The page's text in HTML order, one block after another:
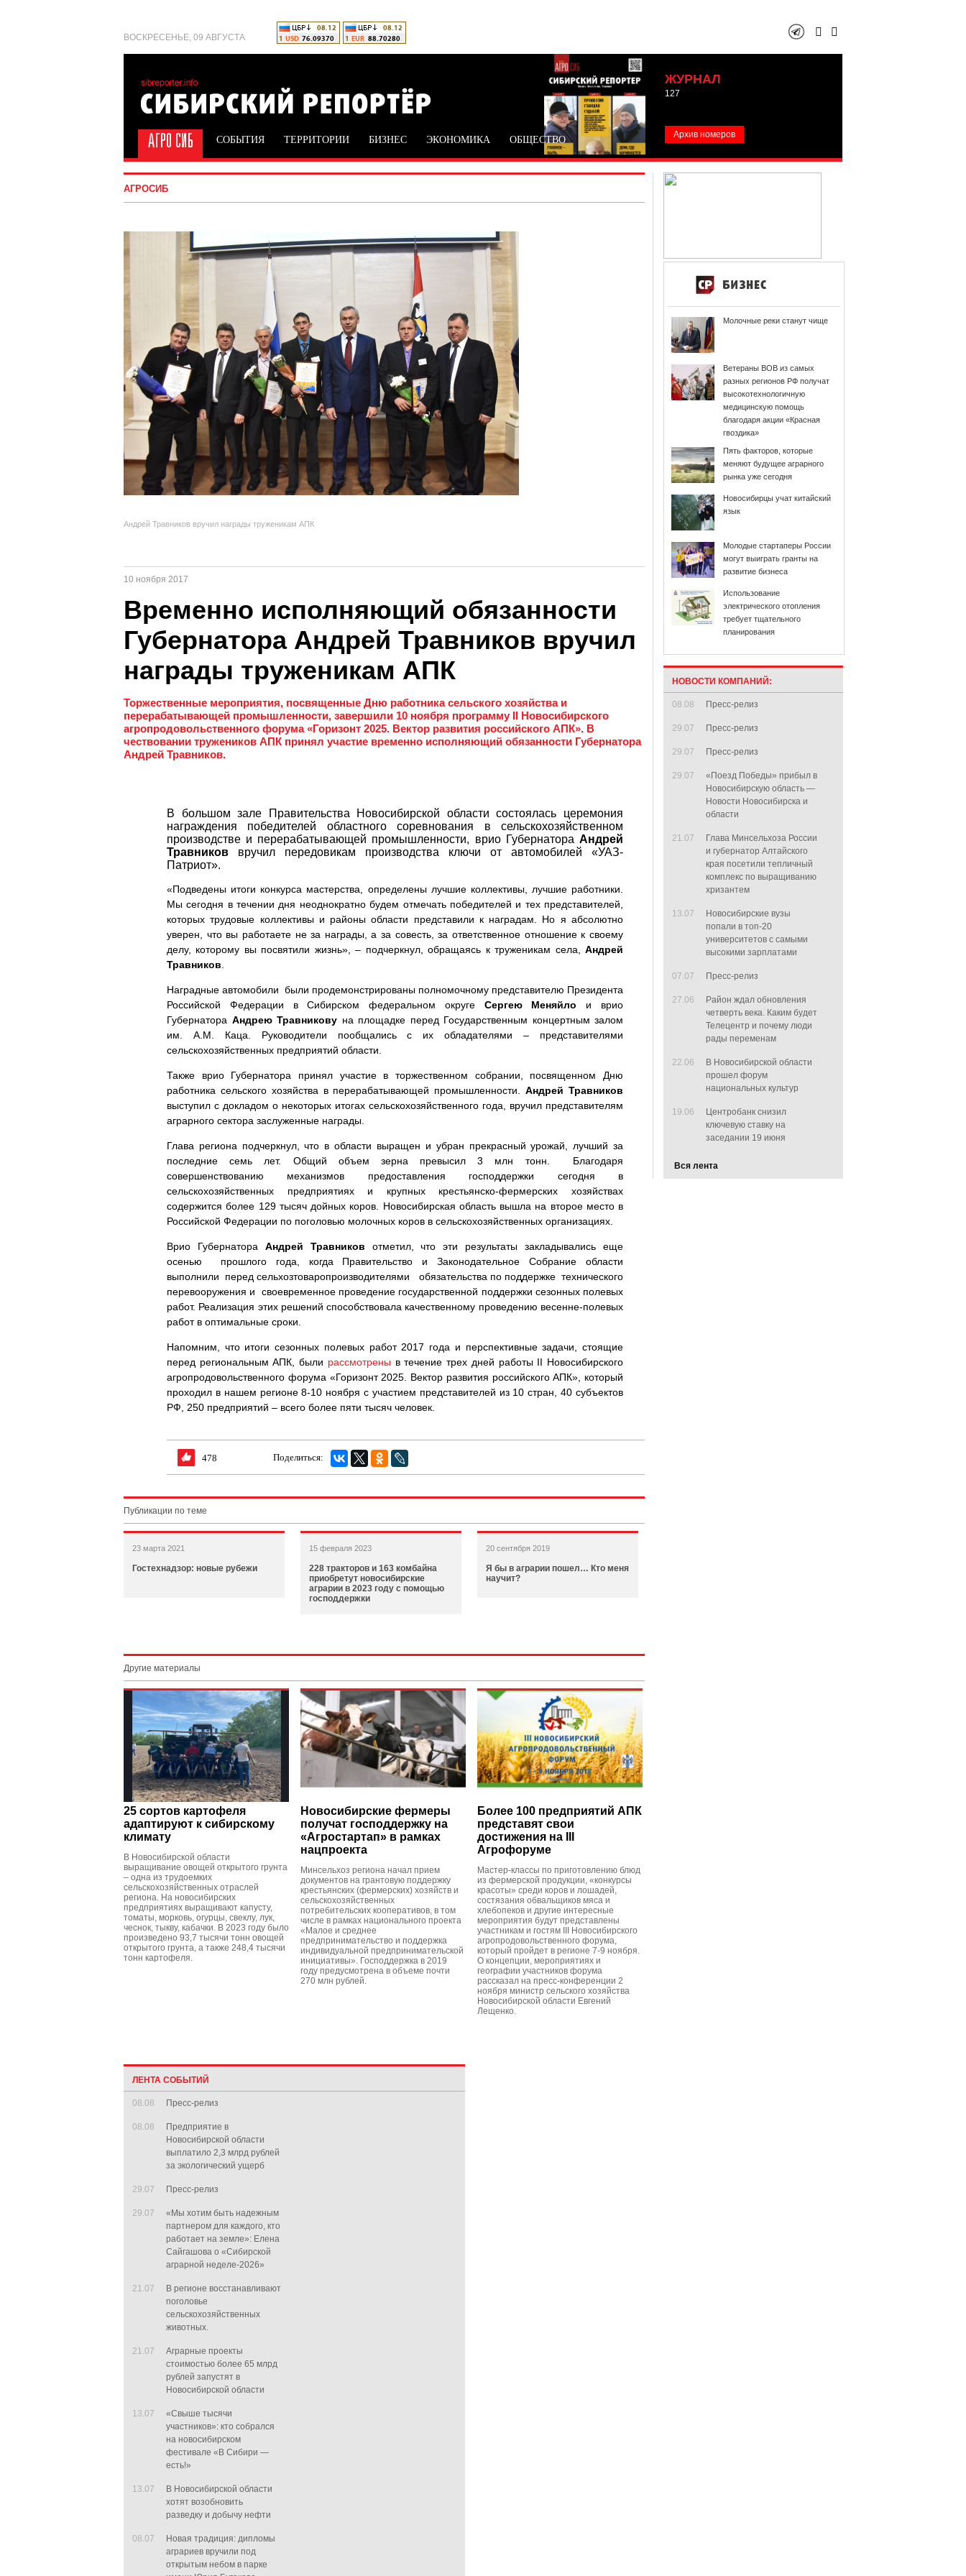
ВОСКРЕСЕНЬЕ, 09 АВГУСТА
ЖУРНАЛ
127
Архив номеров
СОБЫТИЯ ТЕРРИТОРИИ БИЗНЕС ЭКОНОМИКА ОБЩЕСТВО
АГРОСИБ
Андрей Травников вручил награды труженикам АПК
10 ноября 2017
Временно исполняющий обязанности
Губернатора Андрей Травников вручил
награды труженикам АПК
Торжественные мероприятия, посвященные Дню работника сельского хозяйства и
перерабатывающей промышленности, завершили 10 ноября программу II Новосибирского
агропродовольственного форума «Горизонт 2025. Вектор развития российского АПК». В
чествовании тружеников АПК принял участие временно исполняющий обязанности Губернатора
Андрей Травников.
В большом зале Правительства Новосибирской области состоялась церемония
награждения победителей областного соревнования в сельскохозяйственном
производстве и перерабатывающей промышленности, врио Губернатора Андрей
Травников вручил передовикам производства ключи от автомобилей «УАЗ-
Патриот».
«Подведены итоги конкурса мастерства, определены лучшие коллективы, лучшие работники.
Мы сегодня в течении дня неоднократно будем отмечать победителей и тех представителей,
которых трудовые коллективы и районы области представили к наградам. Но я абсолютно
уверен, что вы работаете не за награды, а за совесть, за ответственное отношение к своему
делу, которому вы посвятили жизнь», – подчеркнул, обращаясь к труженикам села, Андрей
Травников
Наградные автомобили были продемонстрированы полномочному представителю Президента
Российской Федерации в Сибирском федеральном округе Сергею Меняйло и врио
Губернатора Андрею Травникову на площадке перед Государственным концертным залом
им. А.М. Каца. Руководители пообщались с их обладателями – представителями
сельскохозяйственных предприятий области.
Также врио Губернатора принял участие в торжественном собрании, посвященном Дню
работника сельского хозяйства в перерабатывающей промышленности.Андрей Травников
выступил с докладом о некоторых итогах сельскохозяйственного года, вручил представителям
аграрного сектора заслуженные награды.
Глава региона подчеркнул, что в области выращен и убран прекрасный урожай, лучший за
последние семь лет. Общий объем зерна превысил 3 млн тонн. Благодаря
совершенствованию механизмов предоставления господдержки сегодня в
сельскохозяйственных предприятиях и крупных крестьянско-фермерских хозяйствах
содержится более 129 тысяч дойных коров. Новосибирская область вышла на второе место в
Российской Федерации по поголовью молочных коров в сельскохозяйственных организациях.
Врио Губернатора Андрей Травников отметил, что эти результаты закладывались еще
осенью прошлого года, когда Правительство и Законодательное Собрание области
выполнили перед сельхозтоваропроизводителями обязательства по поддержке технического
перевооружения и своевременное проведение государственной поддержки сезонных полевых
работ. Реализация этих решений способствовала качественному проведению весенне-полевых
работ в оптимальные сроки.
Напомним, что итоги сезонных полевых работ 2017 года и перспективные задачи, стоящие
перед региональным АПК, были рассмотрены в течение трех дней работы II Новосибирского
агропродовольственного форума «Горизонт 2025. Вектор развития российского АПК», который
проходил в нашем регионе 8-10 ноября с участием представителей из 10 стран, 40 субъектов
РФ, 250 предприятий – всего более пяти тысяч человек.
478 Поделиться:
Публикации по теме
23 марта 2021
Гостехнадзор: новые рубежи
15 февраля 2023
228 тракторов и 163 комбайна
приобретут новосибирские
аграрии в 2023 году с помощью
господдержки
20 сентября 2019
Я бы в аграрии пошел… Кто меня
научит?
Другие материалы
25 сортов картофеля
адаптируют к сибирскому
климату
В Новосибирской области
выращивание овощей открытого грунта
– одна из трудоемких
сельскохозяйственных отраслей
региона. На новосибирских
предприятиях выращивают капусту,
томаты, морковь, огурцы, свеклу, лук,
чеснок, тыкву, кабачки. В 2023 году было
произведено 93,7 тысячи тонн овощей
открытого грунта, а также 248,4 тысячи
тонн картофеля.
Новосибирские фермеры
получат господдержку на
«Агростартап» в рамках
нацпроекта
Минсельхоз региона начал прием
документов на грантовую поддержку
крестьянских (фермерских) хозяйств и
сельскохозяйственных
потребительских кооперативов, в том
числе в рамках национального проекта
«Малое и среднее
предпринимательство и поддержка
индивидуальной предпринимательской
инициативы». Господдержка в 2019
году предусмотрена в объеме почти
270 млн рублей.
Более 100 предприятий АПК
представят свои
достижения на III
Агрофоруме
Мастер-классы по приготовлению блюд
из фермерской продукции, «конкурсы
красоты» среди коров и лошадей,
состязания обвальщиков мяса и
хлебопеков и другие интересные
мероприятия будут представлены
участникам и гостям III Новосибирского
агропродовольственного форума,
который пройдет в регионе 7-9 ноября.
О концепции, мероприятиях и
географии участников форума
рассказал на пресс-конференции 2
ноября министр сельского хозяйства
Новосибирской области Евгений
Лещенко.
ЛЕНТА СОБЫТИЙ
08.08 Пресс-релиз
08.08
Предприятие в
Новосибирской области
выплатило 2,3 млрд рублей
за экологический ущерб
29.07 Пресс-релиз
29.07
«Мы хотим быть надежным
партнером для каждого, кто
работает на земле»: Елена
Сайгашова о «Сибирской
аграрной неделе-2026»
21.07
В регионе восстанавливают
поголовье
сельскохозяйственных
животных.
21.07
Аграрные проекты
стоимостью более 65 млрд
рублей запустят в
Новосибирской области
13.07
«Свыше тысячи
участников»: кто собрался
на новосибирском
фестивале «В Сибири —
есть!»
13.07
В Новосибирской области
хотят возобновить
разведку и добычу нефти
08.07
Новая традиция: дипломы
аграриев вручили под
открытым небом в парке
Молочные реки станут чище
Ветераны ВОВ из самых
разных регионов РФ получат
высокотехнологичную
медицинскую помощь
благодаря акции «Красная
гвоздика»
Пять факторов, которые
меняют будущее аграрного
рынка уже сегодня
Новосибирцы учат китайский
язык
Молодые стартаперы России
могут выиграть гранты на
развитие бизнеса
Использование
электрического отопления
требует тщательного
планирования
НОВОСТИ КОМПАНИЙ:
08.08 Пресс-релиз
29.07 Пресс-релиз
29.07 Пресс-релиз
29.07
«Поезд Победы» прибыл в
Новосибирскую область —
Новости Новосибирска и
области
21.07
Глава Минсельхоза России
и губернатор Алтайского
края посетили тепличный
комплекс по выращиванию
хризантем
13.07
Новосибирские вузы
попали в топ-20
университетов с самыми
высокими зарплатами
07.07 Пресс-релиз
27.06
Район ждал обновления
четверть века. Каким будет
Телецентр и почему люди
рады переменам
22.06
В Новосибирской области
прошел форум
национальных культур
19.06
Центробанк снизил
ключевую ставку на
заседании 19 июня
Вся лента